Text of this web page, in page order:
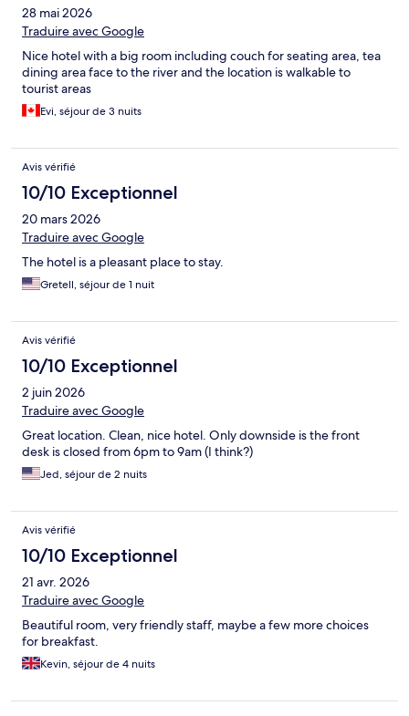
28 mai 2026
Traduire avec Google
Nice hotel with a big room including couch for seating area, tea
dining area face to the river and the location is walkable to
tourist areas
Evi, séjour de 3 nuits
Avis vérifié
10/10 Exceptionnel
20 mars 2026
Traduire avec Google
The hotel is a pleasant place to stay.
Gretell, séjour de 1 nuit
Avis vérifié
10/10 Exceptionnel
2 juin 2026
Traduire avec Google
Great location. Clean, nice hotel. Only downside is the front
desk is closed from 6pm to 9am (I think?)
Jed, séjour de 2 nuits
Avis vérifié
10/10 Exceptionnel
21 avr. 2026
Traduire avec Google
Beautiful room, very friendly staff, maybe a few more choices
for breakfast.
Kevin, séjour de 4 nuits